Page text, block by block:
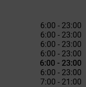
6:00 - 23:00
6:00 - 23:00
6:00 - 23:00
6:00 - 23:00
6:00 - 23:00
6:00 - 23:00
7:00 - 21:00